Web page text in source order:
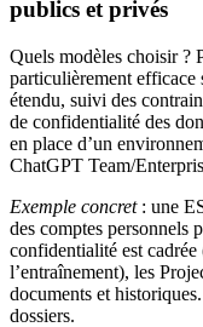
publics et privés
Quels modèles choisir ?
particulièrement efficace
étendu, suivi des
de confidentialité des
en place d’un
ChatGPT Team/
Exemple concret: une
des comptes personnels
confidentialité est cadrée
l’entraînement), les
documents et
dossiers.